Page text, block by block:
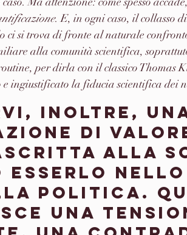
. E, in ogni caso, il collasso
ci si trova di fronte al naturale
alla comunità scientifica,
per dirla con il classico Thomas
e ingiustificato la fiducia scientifica dei
inoltre,
di
alla
esserlo
politica.
una